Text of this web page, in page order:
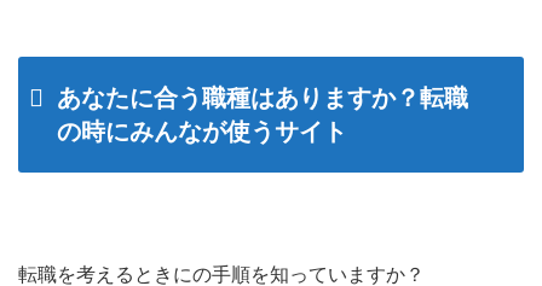
あなたに合う職種はありますか？転職
の時にみんなが使うサイト
転職を考えるときにの手順を知っていますか？